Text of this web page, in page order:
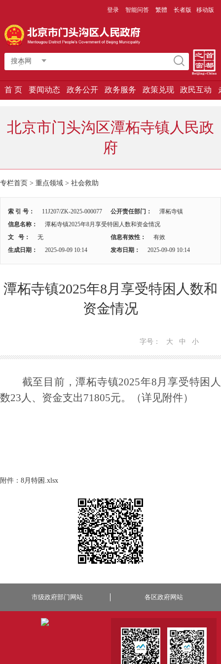
登录 智能问答 繁體 长者版 移动版
搜本网
首 页 要闻动态 政务公开 政务服务 政策兑现 政民互动
北京市门头沟区潭柘寺镇人民政
府
专栏首页 > 重点领域 > 社会救助
索 引 号： 11J207/ZK-2025-000077 公开责任部门：
潭柘寺镇
信息名称：
潭柘寺镇2025年8月享受特困人数和资金情况
文 号：
无 信息有效性：
有效
生成日期：
2025-09-09 10:14 发布日期： 2025-09-09 10:14
潭柘寺镇2025年8月享受特困人数和
资金情况
字号： 大 中 小
截至目前，潭柘寺镇2025年8月享受特困人
数23人、资金支出71805元。（详见附件）
附件： 8月特困.xlsx
市级政府部门网站 各区政府网站